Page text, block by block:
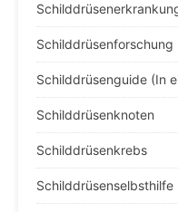
Schilddrüsenforschung
Schilddrüsenguide (In
Schilddrüsenknoten
Schilddrüsenkrebs
Schilddrüsenselbsthilfe